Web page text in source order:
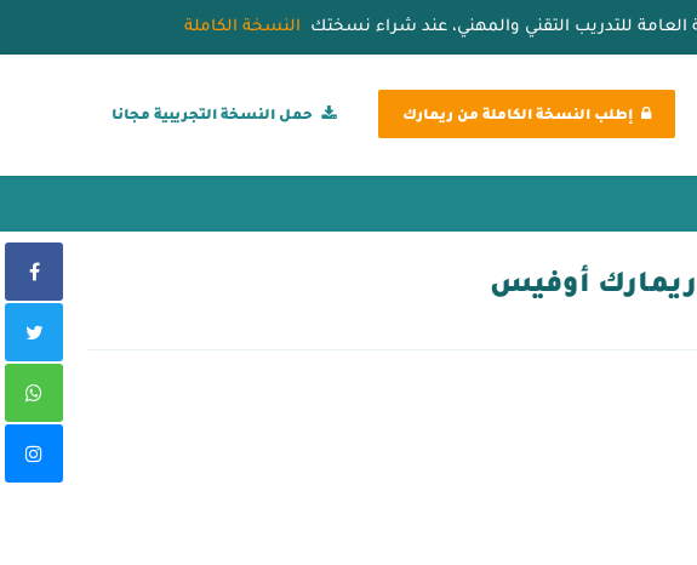
للتدريب التقني والمهني، عند شراء نسختك النسخة الكاملة
إطلب النسخة الكاملة من ريمارك حمل النسخة التجريبية مجانا
ريمارك أوفيس